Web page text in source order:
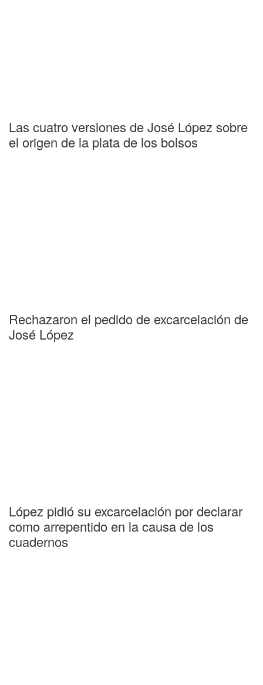
Las cuatro versiones de José López sobre
el origen de la plata de los bolsos
Rechazaron el pedido de excarcelación de
José López
López pidió su excarcelación por declarar
como arrepentido en la causa de los
cuadernos